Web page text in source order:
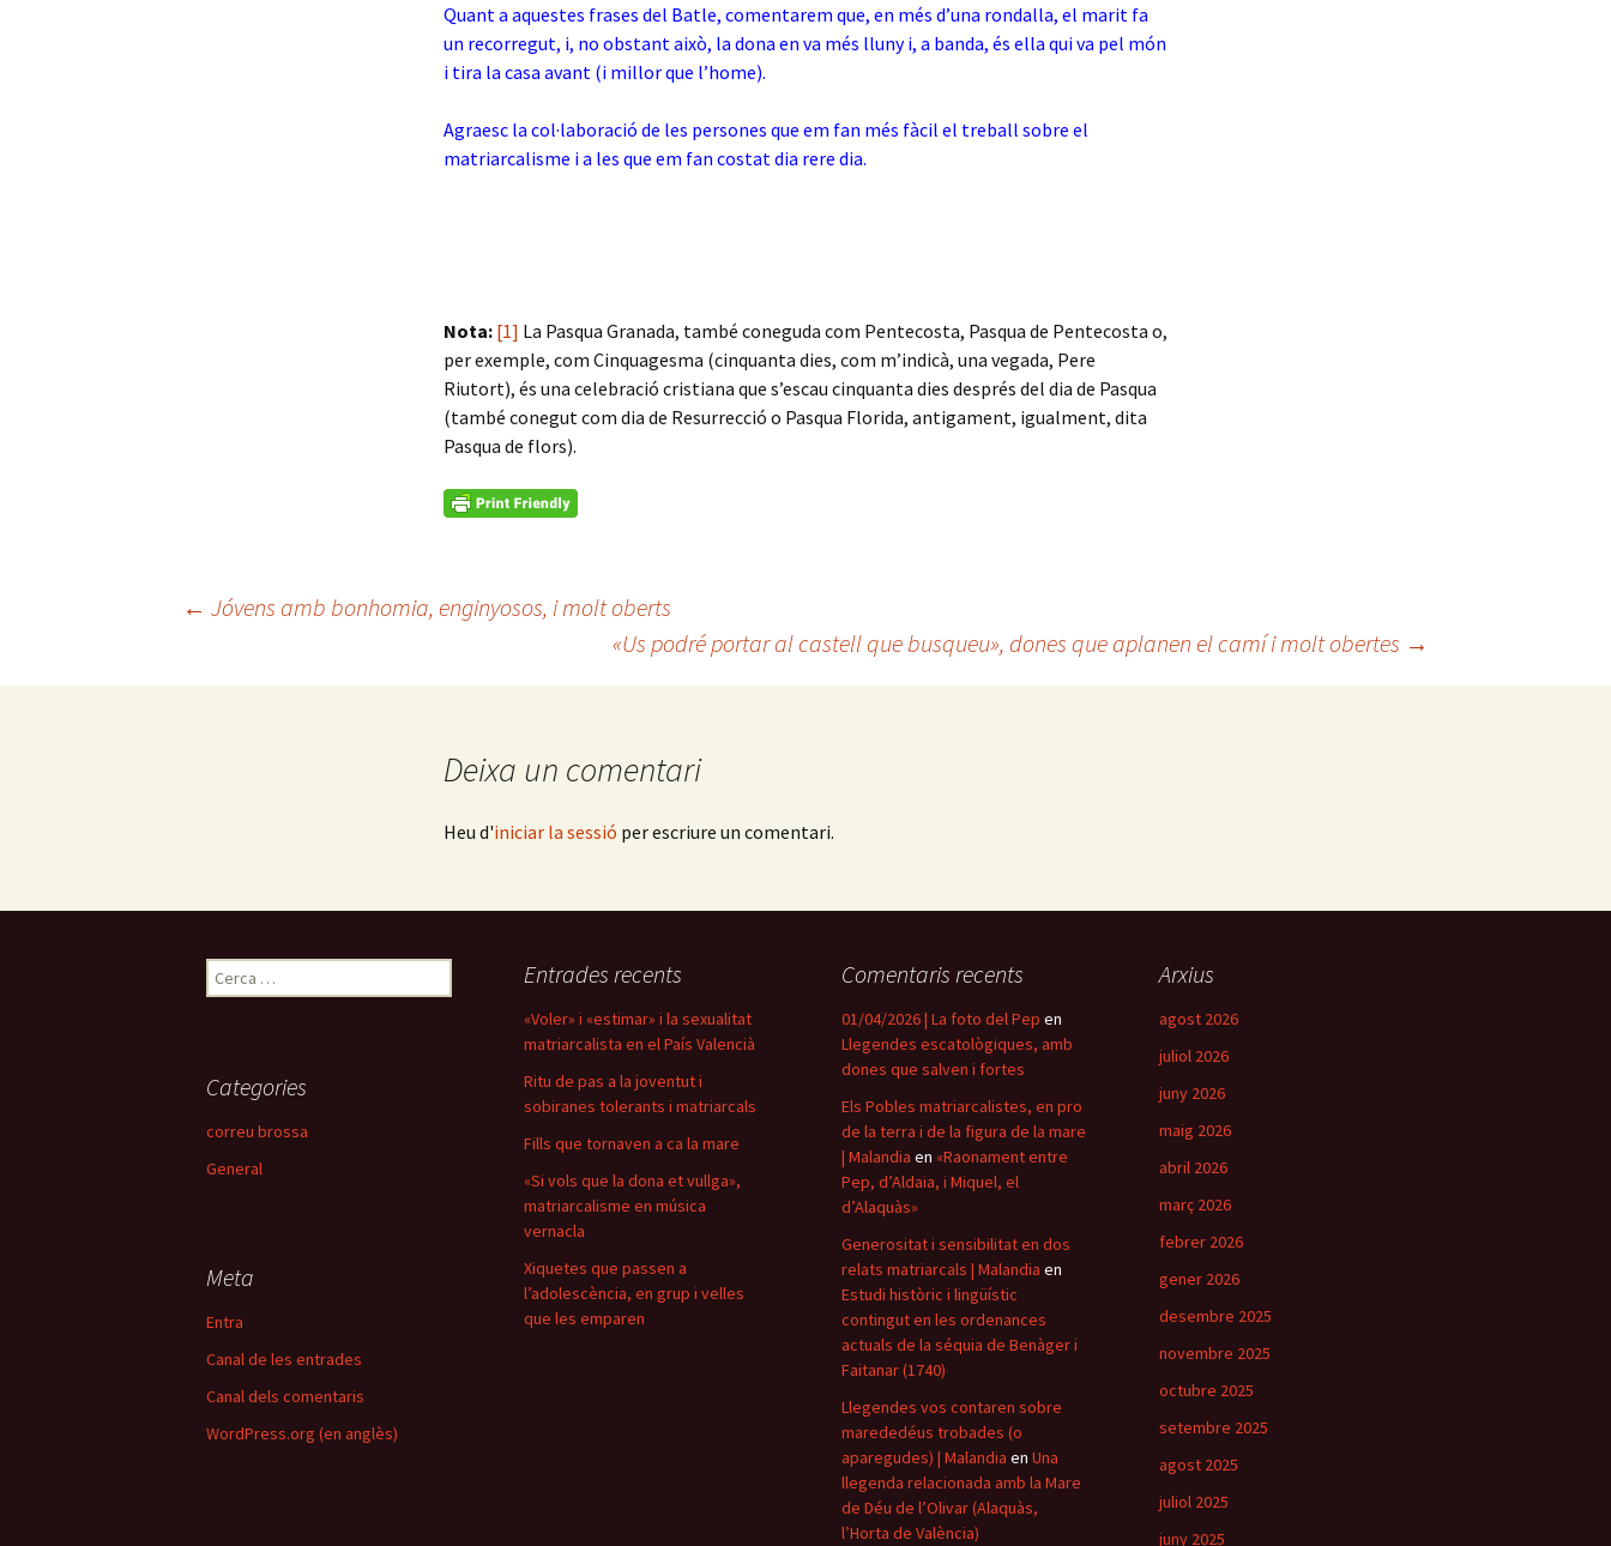
Quant a aquestes frases del Batle, comentarem que, en més d’una rondalla, el marit fa
un recorregut, i, no obstant això, la dona en va més lluny i, a banda, és ella qui va pel món
i tira la casa avant (i millor que l’home).
Agraesc la col·laboració de les persones que em fan més fàcil el treball sobre el
matriarcalisme i a les que em fan costat dia rere dia.
Nota: [1] La Pasqua Granada, també coneguda com Pentecosta, Pasqua de Pentecosta o,
per exemple, com Cinquagesma (cinquanta dies, com m’indicà, una vegada, Pere
Riutort), és una celebració cristiana que s’escau cinquanta dies després del dia de Pasqua
(també conegut com dia de Resurrecció o Pasqua Florida, antigament, igualment, dita
Pasqua de flors).
Navegació
per
← Jóvens amb bonhomia, enginyosos, i molt oberts
«Us podré portar al castell que busqueu», dones que aplanen el camí i molt obertes →
Deixa un comentari
Heu d'iniciar la sessió per escriure un comentari.
Cerca: Entrades recents
«Voler» i «estimar» i la sexualitat
matriarcalista en el País Valencià
Ritu de pas a la joventut i
sobiranes tolerants i matriarcals
Fills que tornaven a ca la mare
«Si vols que la dona et vullga»,
matriarcalisme en música
vernacla
Xiquetes que passen a
l’adolescència, en grup i velles
que les emparen
Comentaris recents
01/04/2026 | La foto del Pep en
Llegendes escatològiques, amb
dones que salven i fortes
Els Pobles matriarcalistes, en pro
de la terra i de la figura de la mare
| Malandia en «Raonament entre
Pep, d’Aldaia, i Miquel, el
d’Alaquàs»
Generositat i sensibilitat en dos
relats matriarcals | Malandia en
Estudi històric i lingüístic
contingut en les ordenances
actuals de la séquia de Benàger i
Faitanar (1740)
Llegendes vos contaren sobre
marededéus trobades (o
aparegudes) | Malandia en Una
llegenda relacionada amb la Mare
de Déu de l’Olivar (Alaquàs,
l’Horta de València)
Arxius
agost 2026
juliol 2026
juny 2026
maig 2026
abril 2026
març 2026
febrer 2026
gener 2026
desembre 2025
novembre 2025
octubre 2025
setembre 2025
agost 2025
juliol 2025
juny 2025
Categories
correu brossa
General
Meta
Entra
Canal de les entrades
Canal dels comentaris
WordPress.org (en anglès)